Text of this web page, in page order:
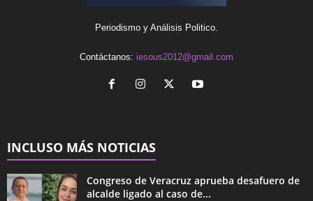
Periodismo y Análisis Politico.
Contáctanos: iesous2012@gmail.com
INCLUSO MÁS NOTICIAS
Congreso de Veracruz aprueba desafuero de
alcalde ligado al caso de...